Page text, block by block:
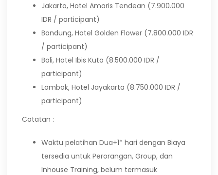
Jakarta, Hotel Amaris Tendean (7.900.000
IDR / participant)
Bandung, Hotel Golden Flower (7.800.000 IDR
/ participant)
Bali, Hotel Ibis Kuta (8.500.000 IDR /
participant)
Lombok, Hotel Jayakarta (8.750.000 IDR /
participant)
Catatan :
Waktu pelatihan Dua+1* hari dengan Biaya
tersedia untuk Perorangan, Group, dan
Inhouse Training, belum termasuk